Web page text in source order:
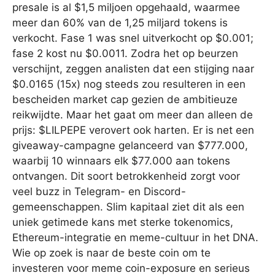
presale is al $1,5 miljoen opgehaald, waarmee
meer dan 60% van de 1,25 miljard tokens is
verkocht. Fase 1 was snel uitverkocht op $0.001;
fase 2 kost nu $0.0011. Zodra het op beurzen
verschijnt, zeggen analisten dat een stijging naar
$0.0165 (15x) nog steeds zou resulteren in een
bescheiden market cap gezien de ambitieuze
reikwijdte. Maar het gaat om meer dan alleen de
prijs: $LILPEPE verovert ook harten. Er is net een
giveaway-campagne gelanceerd van $777.000,
waarbij 10 winnaars elk $77.000 aan tokens
ontvangen. Dit soort betrokkenheid zorgt voor
veel buzz in Telegram- en Discord-
gemeenschappen. Slim kapitaal ziet dit als een
uniek getimede kans met sterke tokenomics,
Ethereum-integratie en meme-cultuur in het DNA.
Wie op zoek is naar de beste coin om te
investeren voor meme coin-exposure en serieus